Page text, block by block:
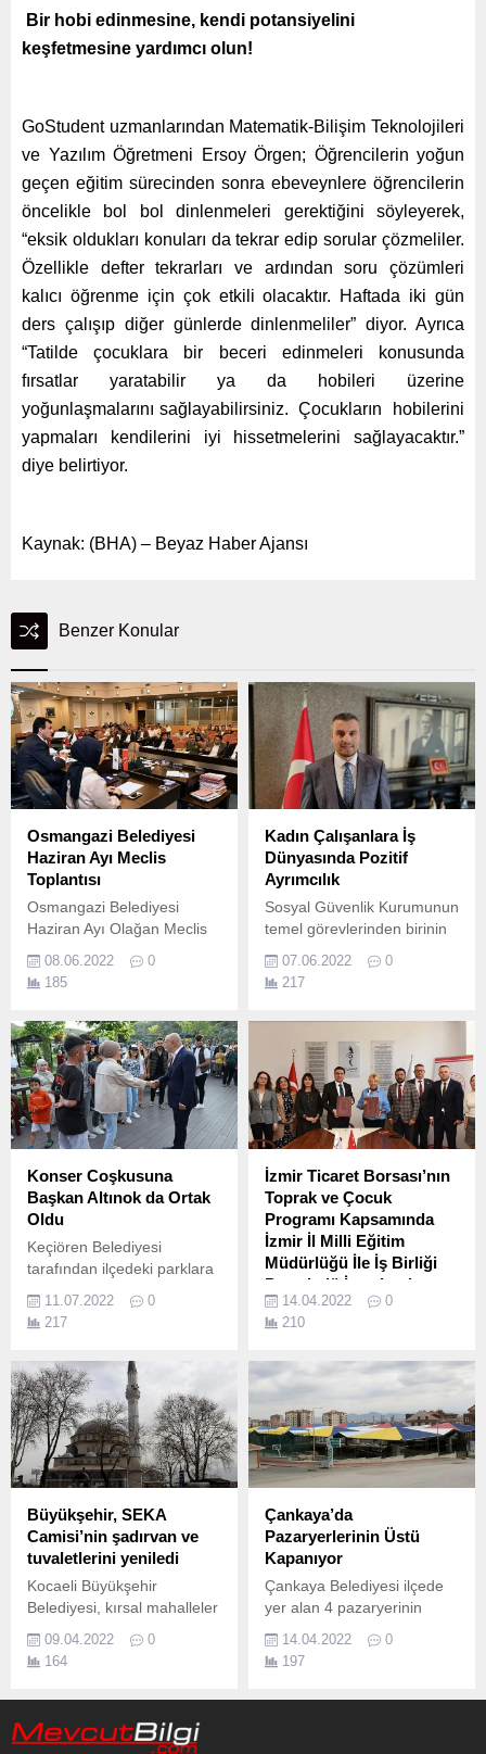
Bir hobi edinmesine, kendi potansiyelini
keşfetmesine yardımcı olun!
GoStudent uzmanlarından Matematik-Bilişim Teknolojileri
ve Yazılım Öğretmeni Ersoy Örgen; Öğrencilerin yoğun
geçen eğitim sürecinden sonra ebeveynlere öğrencilerin
öncelikle bol bol dinlenmeleri gerektiğini söyleyerek,
“eksik oldukları konuları da tekrar edip sorular çözmeliler.
Özellikle defter tekrarları ve ardından soru çözümleri
kalıcı öğrenme için çok etkili olacaktır. Haftada iki gün
ders çalışıp diğer günlerde dinlenmeliler” diyor. Ayrıca
“Tatilde çocuklara bir beceri edinmeleri konusunda
fırsatlar yaratabilir ya da hobileri üzerine
yoğunlaşmalarını sağlayabilirsiniz. Çocukların hobilerini
yapmaları kendilerini iyi hissetmelerini sağlayacaktır.”
diye belirtiyor.
Kaynak: (BHA) – Beyaz Haber Ajansı
Benzer Konular
Osmangazi Belediyesi
Haziran Ayı Meclis
Toplantısı
Osmangazi Belediyesi
Haziran Ayı Olağan Meclis
Toplantısı, Osmangazi
Belediye Başkanı Mustafa
Dündar’ın başkanlığında
08.06.2022
0
185
Kadın Çalışanlara İş
Dünyasında Pozitif
Ayrımcılık
Sosyal Güvenlik Kurumunun
temel görevlerinden birinin
iş yaşamında dezavantajlı
gruplar arasında yer alan
kişilerin çalışma hayatında
ortadan kaldırmak veya
kolaylaştırmak olduğunu
belirten SGK İl Müdürü
KURT “Gerek ülkemizde
gerekse Dünyada
dezavantajlı grupların
başında kadınlarımız
gelmektedir.
07.06.2022
0
217
Konser Coşkusuna
Başkan Altınok da Ortak
Oldu
Keçiören Belediyesi
tarafından ilçedeki parklara
yeteneklerini sergileyen
müzik grupları bayramın
Kartaltepe Kent Ormanı ve
Mesire Alanı’nda sahne aldı.
11.07.2022
0
217
İzmir Ticaret Borsası’nın
Toprak ve Çocuk
Programı Kapsamında
İzmir İl Milli Eğitim
Müdürlüğü İle İş Birliği
Protokolü İmzalandı
“Gelecek toprakta,
toprağımız emin ellerde”
projemiz ile yarınlarımızın
teminatı olan çocuklarımızı
doğa ile buluşturmaya;
tohum ekerek, fidan dikerek
tarımı keşfetmelerine imkân
sağlamaya, çevre ve sağlıklı
beslenme konusunda
bilinçlendirmeye devam
edeceğiz İzmir Ticaret
Borsası’nın (İTB) “Gelecek
Toprakta, Toprağımız Emin
Ellerde” sloganıyla...
14.04.2022
0
210
Büyükşehir, SEKA
Camisi’nin şadırvan ve
tuvaletlerini yeniledi
Kocaeli Büyükşehir
Belediyesi, kırsal mahalleler
başta olmak üzere
ibadethanelerin bakım ve
onarım çalışmalarını
desteğinde bulunarak güzel
09.04.2022
0
164
Çankaya’da
Pazaryerlerinin Üstü
Kapanıyor
Çankaya Belediyesi ilçede
yer alan 4 pazaryerinin
üstünün kapatılması
çalışmalarına devam ediyor.
14.04.2022
0
197